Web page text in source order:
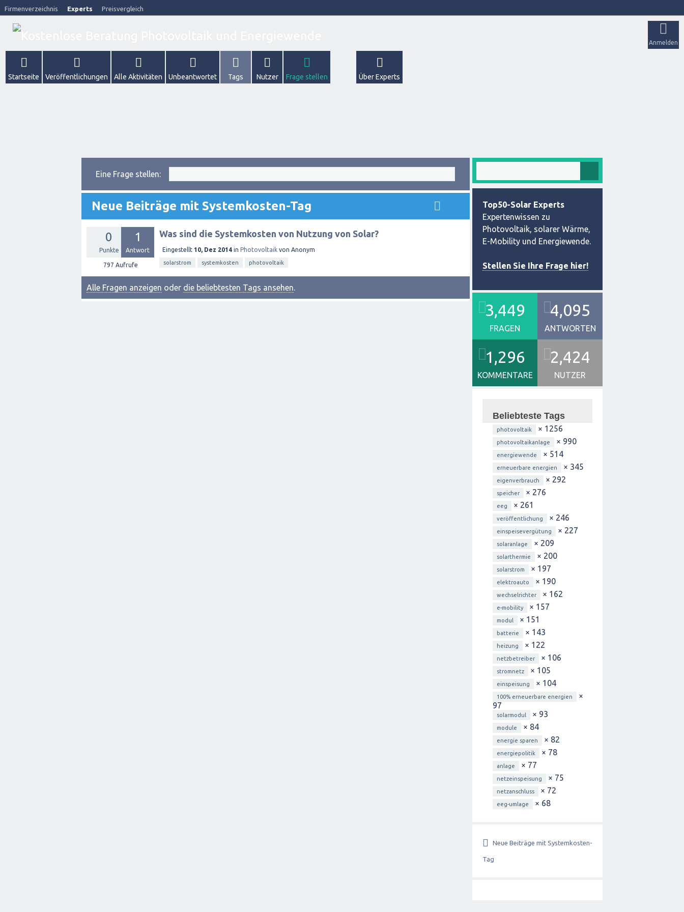
Firmenverzeichnis Experts Preisvergleich
Anmelden
Startseite Veröffentlichungen Alle Aktivitäten Unbeantwortet Tags Nutzer Frage stellen Über Experts
Eine Frage stellen:
Neue Beiträge mit Systemkosten-Tag
0
Punkte
1
Antwort
797 Aufrufe
Was sind die Systemkosten von Nutzung von Solar?
Eingestellt 10, Dez 2014 in Photovoltaik von Anonym
solarstrom systemkosten photovoltaik
Alle Fragen anzeigen oder die beliebtesten Tags ansehen.
Top50-Solar Experts
Expertenwissen zu
Photovoltaik, solarer Wärme,
E-Mobility und Energiewende.
Stellen Sie Ihre Frage hier!
3,449
FRAGEN
4,095
ANTWORTEN
1,296
KOMMENTARE
2,424
NUTZER
Beliebteste Tags
photovoltaik × 1256
photovoltaikanlage × 990
energiewende × 514
erneuerbare energien × 345
eigenverbrauch × 292
speicher × 276
eeg × 261
veröffentlichung × 246
einspeisevergütung × 227
solaranlage × 209
solarthermie × 200
solarstrom × 197
elektroauto × 190
wechselrichter × 162
e-mobility × 157
modul × 151
batterie × 143
heizung × 122
netzbetreiber × 106
stromnetz × 105
einspeisung × 104
100% erneuerbare energien
×
97
solarmodul × 93
module × 84
energie sparen × 82
energiepolitik × 78
anlage × 77
netzeinspeisung × 75
netzanschluss × 72
eeg-umlage × 68
Neue Beiträge mit Systemkosten-
Tag